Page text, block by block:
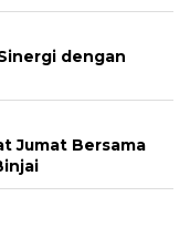
dengan
Jumat Bersama